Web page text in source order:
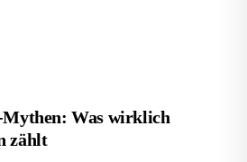
Was wirklich
zählt